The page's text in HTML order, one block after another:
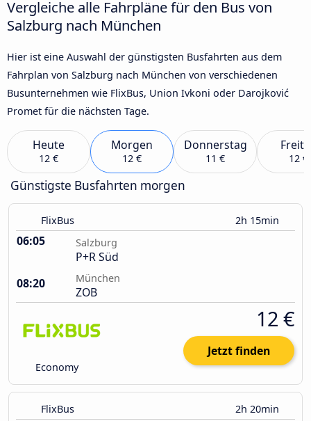
Vergleiche alle Fahrpläne für den Bus von
Salzburg nach München
Hier ist eine Auswahl der günstigsten Busfahrten aus dem
Fahrplan von Salzburg nach München von verschiedenen
Busunternehmen wie FlixBus, Union Ivkoni oder Darojković
Promet für die nächsten Tage.
Heute
12 €
Morgen
12 €
Donnerstag
11 € 12 €
Günstigste Busfahrten morgen
FlixBus 2h 15min
06:05 Salzburg
P+R Süd
08:20
München
ZOB
Economy
12 €
Jetzt finden
FlixBus 2h 20min